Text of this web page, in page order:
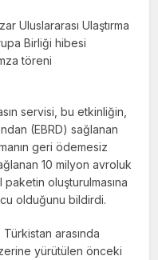
Uluslararası Ulaştırma
Birliği hibesi
töreni
servisi, bu etkinliğin,
(EBRD) sağlanan
geri ödemesiz
10 milyon avroluk
oluşturulmasına
olduğunu bildirdi.
arasında
yürütülen önceki